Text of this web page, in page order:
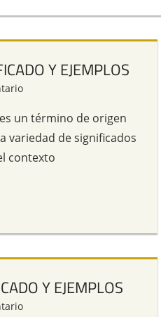
Y EJEMPLOS
un término de origen
variedad de significados
contexto
Y EJEMPLOS